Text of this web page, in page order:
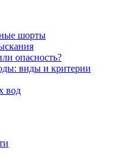
шорты
опасность?
виды и критерии
вод